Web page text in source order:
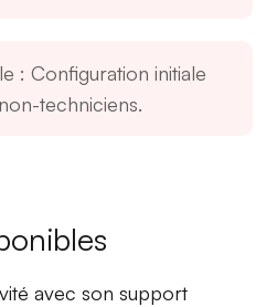
: Configuration initiale
techniciens.
avec sonsupport